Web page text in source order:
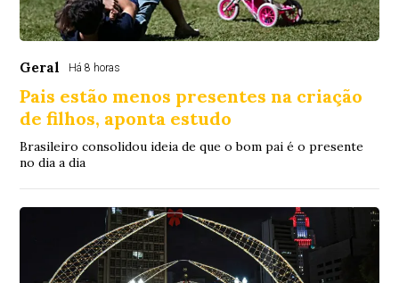
Geral Há 8 horas
Pais estão menos presentes na criação
de filhos, aponta estudo
Brasileiro consolidou ideia de que o bom pai é o presente
no dia a dia